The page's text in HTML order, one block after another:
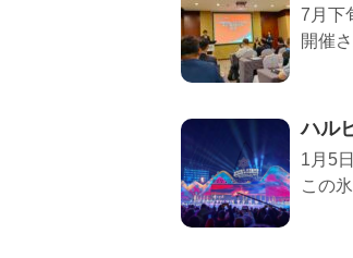
7月下
開催
ハル
1月5
この